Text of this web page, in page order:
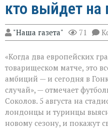
кто выйдет на
"Наша газета" 71
«Когда два европейских
товарищеском матче, это
амбиций — и сегодня в
случай», — отмечает
Соколов. 5 августа на
лондонцы и туринцы
новому сезону, и покажут